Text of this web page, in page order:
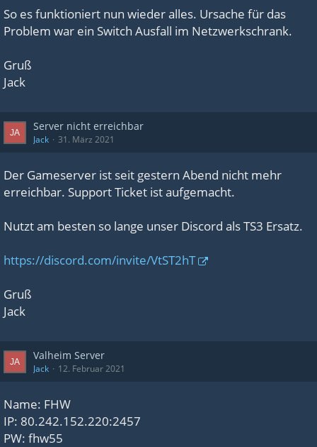
So es funktioniert nun wieder alles. Ursache für das
Problem war ein Switch Ausfall im Netzwerkschrank.
Gruß
Jack
Server nicht erreichbar
Jack 31. März 2021
Der Gameserver ist seit gestern Abend nicht mehr
erreichbar. Support Ticket ist aufgemacht.
Nutzt am besten so lange unser Discord als TS3 Ersatz.
https://discord.com/invite/VtST2hT
Gruß
Jack
Valheim Server
Jack 12. Februar 2021
Name: FHW
IP: 80.242.152.220:2457
PW: fhw55